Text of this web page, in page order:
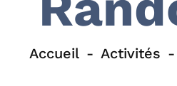
Accueil Activités